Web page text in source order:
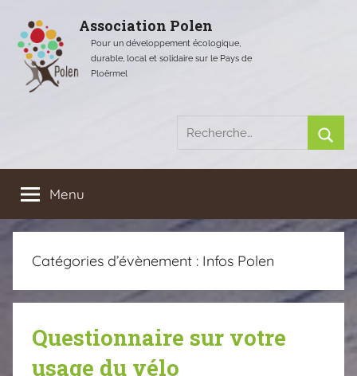
contenu
Association Polen
Pour un développement écologique,
durable, local et solidaire sur le Pays de
Ploërmel
Recherche
:
Menu
Catégories d’évènement : Infos Polen
Questionnaire sur votre
usage du vélo